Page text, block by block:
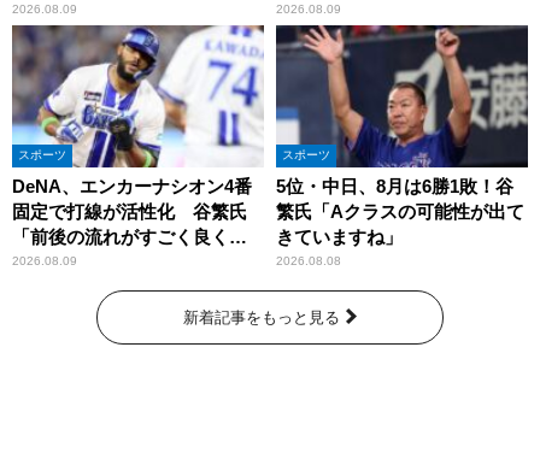
2026.08.09 2026.08.09
スポーツ
DeNA、エンカーナシオン4番
固定で打線が活性化 谷繁氏
「前後の流れがすごく良くな
りましたね」
2026.08.09
スポーツ
5位・中日、8月は6勝1敗！谷
繁氏「Aクラスの可能性が出て
きていますね」
2026.08.08
新着記事をもっと見る